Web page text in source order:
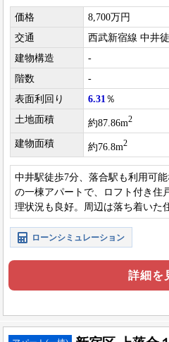
価格
8,700万円
交通
西武新宿線 中井
建物構造
-
階数
-
表面利回り
6.31％
土地面積
約87.86m2
建物面積 約76.8m2
中井駅徒歩7分、落合駅も利用可
の一棟アパートで、ロフト付き住
理状況も良好。周辺は落ち着いた
める物件です。
ローンシミュレーション
詳細を